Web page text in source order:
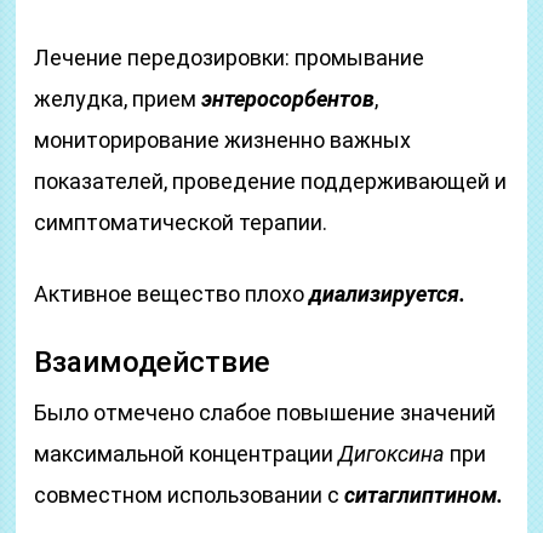
Лечение передозировки: промывание
желудка, приемэнтеросорбентов,
мониторирование жизненно важных
показателей, проведение поддерживающей и
симптоматической терапии.
Активное вещество плоходиализируется.
Взаимодействие
Было отмечено слабое повышение значений
максимальной концентрацииДигоксина при
совместном использовании сситаглиптином.